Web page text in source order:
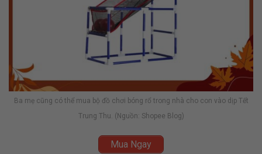
Ba mẹ cũng có thể mua bộ đồ chơi bóng rổ trong nhà cho con vào dịp Tết
Trung Thu. (Nguồn: Shopee Blog)
Mua Ngay